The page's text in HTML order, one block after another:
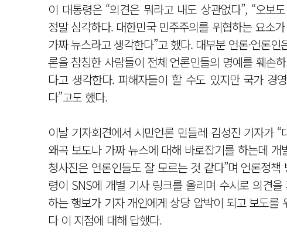
이 대통령은 “의견은 뭐라고 내도 상관없다”, “오보
정말 심각하다. 대한민국 민주주의를 위협하는 요소
가짜 뉴스라고 생각한다”고 했다. 대부분 언론·언론
론을 참칭한 사람들이 전체 언론인들의 명예를 훼손
다고 생각한다. 피해자들이 할 수도 있지만 국가 경
다”고도 했다.
이날 기자회견에서 시민언론 민들레 김성진 기자가
왜곡 보도나 가짜 뉴스에 대해 바로잡기를 하는데
청사진은 언론인들도 잘 모르는 것 같다”며 언론정
령이 SNS에 개별 기사 링크를 올리며 수시로 의견
하는 행보가 기자 개인에게 상당 압박이 되고 보도를
다 이 지점에 대해 답했다.